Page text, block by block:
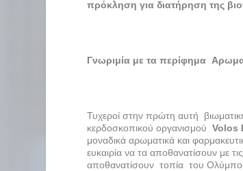
πρόκληση για διατήρηση της
Γνωριμία με τα περίφημα
Τυχεροί στην πρώτη αυτή
κερδοσκοπικού οργανισμούVolos
μοναδικά αρωματικά και
ευκαιρία να τα αποθανατίσουν με
αποθανατίσουν τοπία του